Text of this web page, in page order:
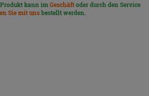
Produkt kann imGeschäftoder durch den Service
Sie mit unsbestellt werden.